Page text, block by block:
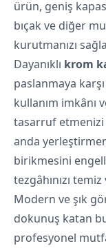
ürün, geniş
bıçak ve diğer
kurutmanızı
Dayanıklı krom
paslanmaya
kullanım imkânı
tasarruf etmenizi
anda
birikmesini
tezgâhınızı
Modern ve şık
dokunuş katan
profesyonel